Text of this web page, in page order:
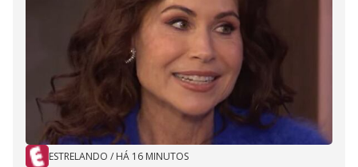
ESTRELANDO / HÁ 16 MINUTOS